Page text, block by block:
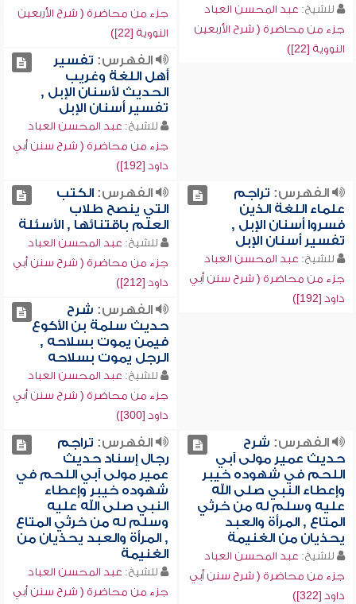
للشيخ: عبد المحسن العباد
جزء من محاضرة ( شرح الأربعين
النووية [22])
جزء من محاضرة ( شرح الأربعين
النووية [22])
الفهرس: تفسير
أهل اللغة وغريب
الحديث لأسنان الإبل ,
تفسير أسنان الإبل
للشيخ: عبد المحسن العباد
جزء من محاضرة ( شرح سنن أبي
داود [192])
الفهرس: تراجم
علماء اللغة الذين
فسروا أسنان الإبل ,
تفسير أسنان الإبل
للشيخ: عبد المحسن العباد
جزء من محاضرة ( شرح سنن أبي
داود [192])
الفهرس:الكتب
التي ينصح طلاب
العلم باقتنائها , الأسئلة
للشيخ: عبد المحسن العباد
جزء من محاضرة ( شرح سنن أبي
داود [212])
الفهرس: شرح
حديث سلمة بن الأكوع
فيمن يموت بسلاحه ,
الرجل يموت بسلاحه
للشيخ: عبد المحسن العباد
جزء من محاضرة ( شرح سنن أبي
داود [300])
الفهرس: شرح
حديث عمير مولى آبي
اللحم في شهوده خيبر
وإعطاء النبي صلى الله
عليه وسلم له من خرثي
المتاع , المرأة والعبد
يحذيان من الغنيمة
للشيخ: عبد المحسن العباد
جزء من محاضرة ( شرح سنن أبي
داود [322])
الفهرس: تراجم
رجال إسناد حديث
عمير مولى آبي اللحم في
شهوده خيبر وإعطاء
النبي صلى الله عليه
وسلم له من خرثي المتاع
, المرأة والعبد يحذيان من
الغنيمة
للشيخ: عبد المحسن العباد
جزء من محاضرة ( شرح سنن أبي